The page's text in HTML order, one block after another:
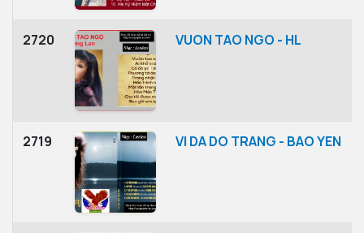
2720 VUON TAO NGO - HL
2719 VI DA DO TRANG - BAO YEN